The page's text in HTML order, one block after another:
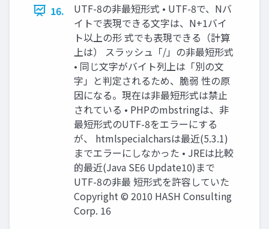
16.
UTF-8の非最短形式 • UTF-8で、Nバ
イトで表現できる文字は、N+1バイ
ト以上の形 式でも表現できる（計算
上は） スラッシュ「/」の非最短形式
• 同じ文字がバイト列上は「別の文
字」と判定されるため、脆弱 性の原
因になる。現在は非最短形式は禁止
されている • PHPのmbstringは、非
最短形式のUTF-8をエラーにする
が、 htmlspecialcharsは最近(5.3.1)
までエラーにしなかった • JREは比較
的最近(Java SE6 Update10)まで
UTF-8の非最 短形式を許容していた
Copyright © 2010 HASH Consulting
Corp. 16